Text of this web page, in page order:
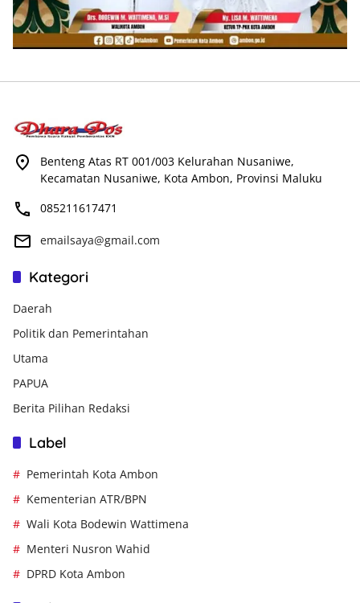
Benteng Atas RT 001/003 Kelurahan Nusaniwe,
Kecamatan Nusaniwe, Kota Ambon, Provinsi Maluku
085211617471
emailsaya@gmail.com
Kategori
Daerah
Politik dan Pemerintahan
Utama
PAPUA
Berita Pilihan Redaksi
Label
Pemerintah Kota Ambon
Kementerian ATR/BPN
Wali Kota Bodewin Wattimena
Menteri Nusron Wahid
DPRD Kota Ambon